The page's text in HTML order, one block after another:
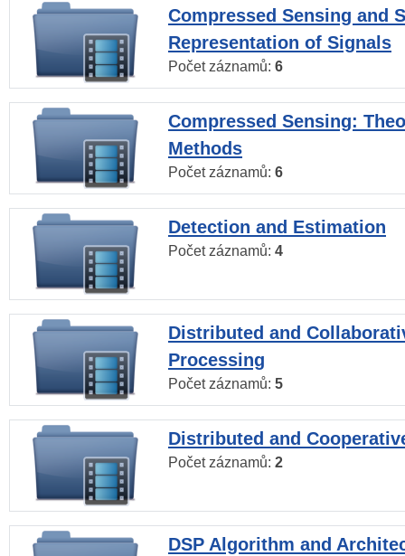
Compressed Sensing and
Representation of Signals
Počet záznamů: 6
Compressed Sensing:
Methods
Počet záznamů: 6
Detection and Estimation
Počet záznamů: 4
Distributed and
Processing
Počet záznamů: 5
Distributed and
Počet záznamů: 2
DSP Algorithm and